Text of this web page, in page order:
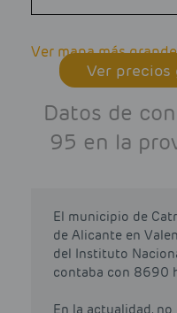
Ver mapa más grande
Ver
Datos de
95 en la
El municipio de
de Alicante en
del Instituto
contaba con 8690
En la actualidad,